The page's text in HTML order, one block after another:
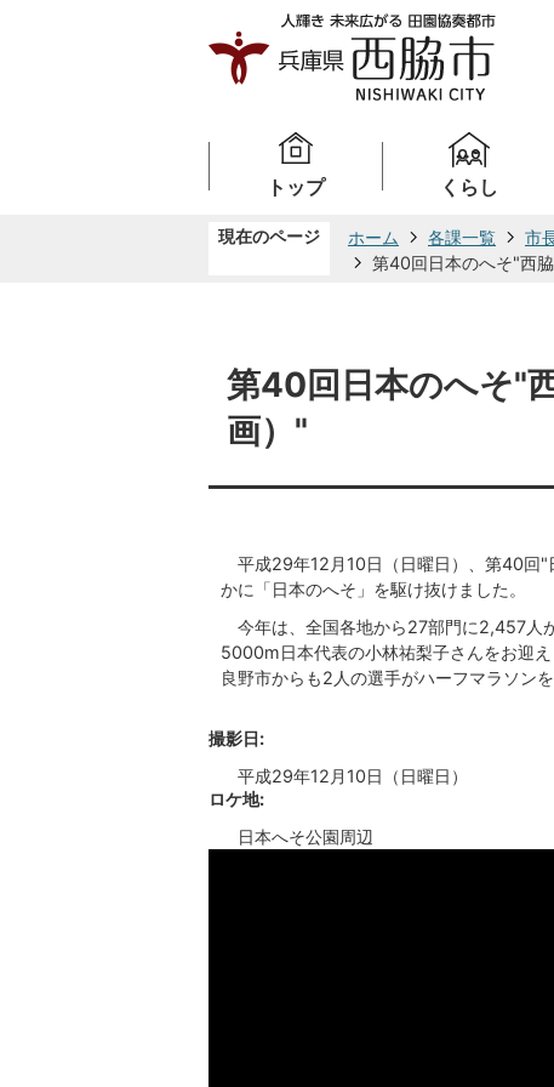
トップ くらし
現在のページ ホーム 各課一覧 市
第40回日本のへそ"西
第40回日本のへそ"
画）"
平成29年12月10日（日曜日）、第40回"
かに「日本のへそ」を駆け抜けました。
今年は、全国各地から27部門に2,457人
5000m日本代表の小林祐梨子さんをお迎
良野市からも2人の選手がハーフマラソンを
撮影日:
平成29年12月10日（日曜日）
ロケ地:
日本へそ公園周辺